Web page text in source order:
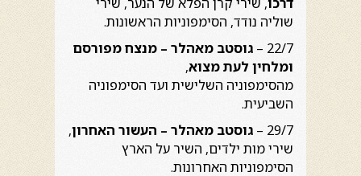
שוליה נודד, הסימפוניות הראשונות.
22/7 –
גוסטב מאהלר – מנצח מפורסם
ומלחין לעת מצוא,
מהסימפוניה השלישית ועד הסימפוניה
השביעית.
29/7 –
גוסטב מאהלר – העשור האחרון,
שירי מות ילדים, השיר על הארץ
הסימפוניות האחרונות.